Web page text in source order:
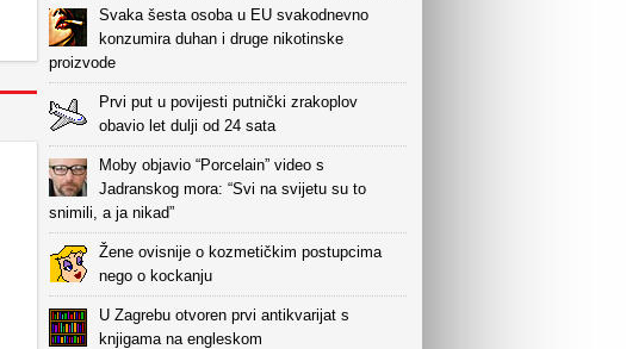
Svaka šesta osoba u EU svakodnevno
konzumira duhan i druge nikotinske
proizvode
Prvi put u povijesti putnički zrakoplov
obavio let dulji od 24 sata
Moby objavio “Porcelain” video s
Jadranskog mora: “Svi na svijetu su to
snimili, a ja nikad”
Žene ovisnije o kozmetičkim postupcima
nego o kockanju
U Zagrebu otvoren prvi antikvarijat s
knjigama na engleskom